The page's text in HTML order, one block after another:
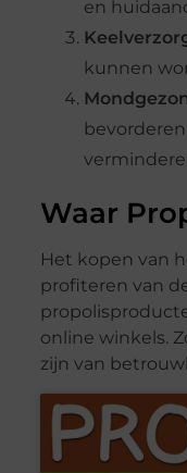
en
kunnen
Waar
Het kopen van
profiteren van
online winkels.
zijn van